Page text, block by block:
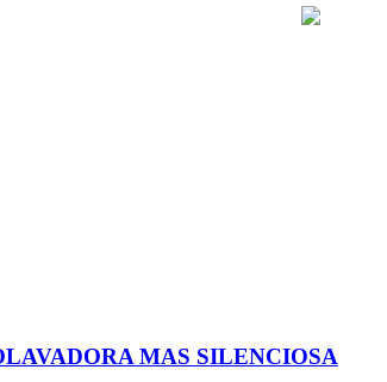
MAS SILENCIOSA